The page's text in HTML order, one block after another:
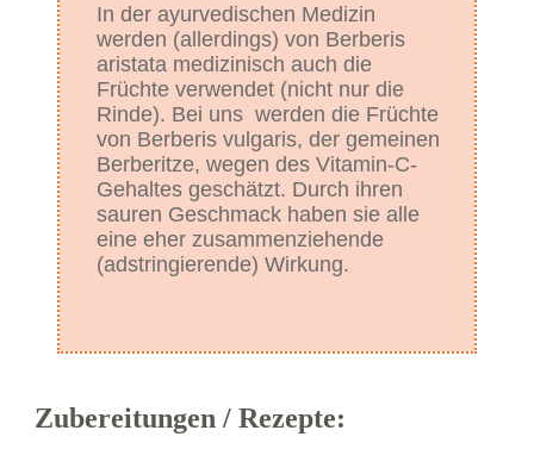
In der ayurvedischen Medizin
werden (allerdings) von Berberis
aristata medizinisch auch die
Früchte verwendet (nicht nur die
Rinde). Bei uns werden die Früchte
von Berberis vulgaris, der gemeinen
Berberitze, wegen des Vitamin-C-
Gehaltes geschätzt. Durch ihren
sauren Geschmack haben sie alle
eine eher zusammenziehende
(adstringierende) Wirkung.
Zubereitungen / Rezepte: